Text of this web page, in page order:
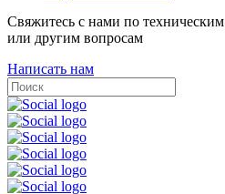
Свяжитесь с нами по техническим
или другим вопросам
Написать нам